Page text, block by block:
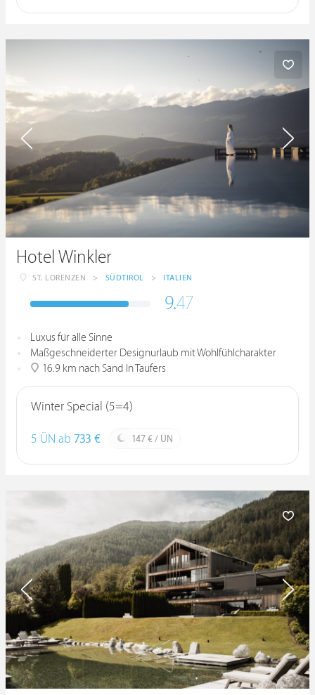
Hotel Winkler
ST. LORENZEN > SÜDTIROL > ITALIEN
9.47
Luxus für alle Sinne
Maßgeschneiderter Designurlaub mit Wohlfühlcharakter
16.9 km nach Sand In Taufers
Winter Special (5=4)
5 ÜN ab 733 € 147 € / ÜN